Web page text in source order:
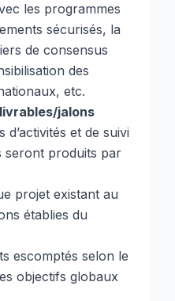
les programmes
sécurisés, la
de consensus
des
etc.
jalons
et de suivi
seront produits par
projet existant au
établies du
escomptés selon le
objectifs globaux